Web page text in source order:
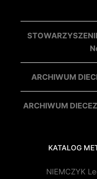
ARCHIWUM
ARCHIWUM
KATALOG
NIEMCZYK